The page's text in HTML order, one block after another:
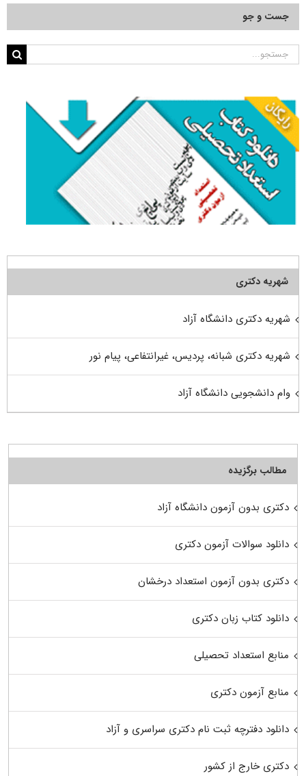
جست و جو
جستجو
شهریه دکتری
شهریه دکتری دانشگاه آزاد
شهریه دکتری شبانه، پردیس، غیرانتفاعی، پیام نور
وام دانشجویی دانشگاه آزاد
مطالب برگزیده
دکتری بدون آزمون دانشگاه آزاد
دانلود سوالات آزمون دکتری
دکتری بدون آزمون استعداد درخشان
دانلود کتاب زبان دکتری
منابع استعداد تحصیلی
منابع آزمون دکتری
دانلود دفترچه ثبت نام دکتری سراسری و آزاد
دکتری خارج از کشور